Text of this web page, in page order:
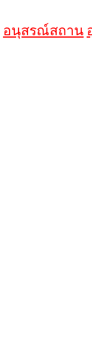
อนุสรณ์สถาน